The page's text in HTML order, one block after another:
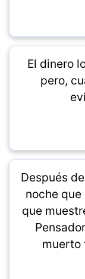
El dinero
pero,
Después
noche
que
muerto